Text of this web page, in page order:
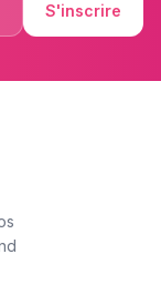
S'inscrire